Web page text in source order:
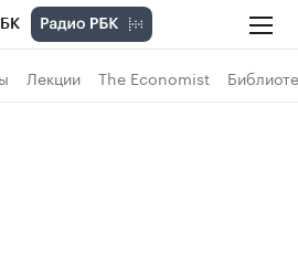
Лекции The Economist